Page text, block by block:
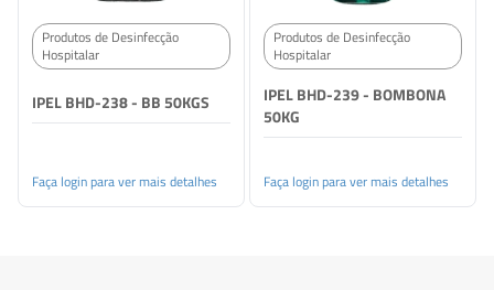
Produtos de Desinfecção
Hospitalar
IPEL BHD-238 - BB 50KGS
Faça login para ver mais detalhes
Produtos de Desinfecção
Hospitalar
IPEL BHD-239 - BOMBONA
50KG
Faça login para ver mais detalhes